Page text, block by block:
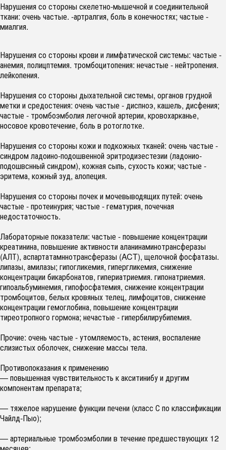
Нарушения со стороны скелетно-мышечной и соединительной
ткани: очень частые. -артралгия, боль в конечностях; частые -
миалгия.
Нарушения со стороны крови и лимфатической системы: частые -
анемия, полицптемия. тромбоцитопения: нечастые - нейтропения.
лейкопения.
Нарушения со стороны дыхательной системы, органов грудной
метки и средостения: очень частые - диспноэ, кашель, дисфения;
частые - тромбоэмболия легочной артерии, кровохарканье,
носовое кровотечение, боль в ротоглотке.
Нарушения со стороны кожи и подкожных тканей: очень частые -
синдром ладоино-подошвенной эритродизестезии (ладонио-
подошвснный синдром), кожная сыпь, сухость кожи; частые -
эритема, кожный зуд, алопеция.
Нарушения со стороны почек и мочевыводящих путей: очень
частые - протеинурия; частые - гематурия, почечная
недостаточность.
Лабораторные показатели: частые - повышение концентрации
креатинина, повышение активности аланинаминотрансферазы
(АЛТ), аспартатамннотрансферазы (ACT), щелочной фосфатазы.
липазы, амилазы; гипогликемия, гипергликемия, снижение
концентрации бикарбонатов, гипериатриемия. гипонатриемия.
гипоальбуминемия, гипофосфатемия, снижение концентрации
тромбоцитов, белых кровяных телец, лимфоцитов, снижение
концентрации гемоглобина, повышение концентрации
тиреотропного гормона; нечастые - гипербилирубипемия.
Прочие: очень частые - утомляемость, астения, воспаление
слизистых оболочек, снижение массы тела.
Противопоказания к применению
— повышенная чувствительность к акситинибу и другим
компонентам препарата;
— тяжелое нарушение функции печени (класс С по классификации
Чайлд-Пыо);
— артериальные тромбоэмболии в течение предшествующих 12